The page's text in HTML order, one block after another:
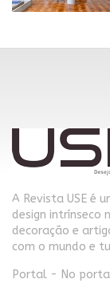
A Revista USE é
design intrínseco
decoração e
com o mundo e
Portal - No